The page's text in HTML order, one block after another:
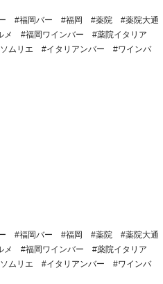
#福岡バー #福岡 #薬院 #薬院大通
#福岡ワインバー #薬院イタリア
ムリエ #イタリアンバー #ワインバ
#福岡バー #福岡 #薬院 #薬院大通
#福岡ワインバー #薬院イタリア
ムリエ #イタリアンバー #ワインバ